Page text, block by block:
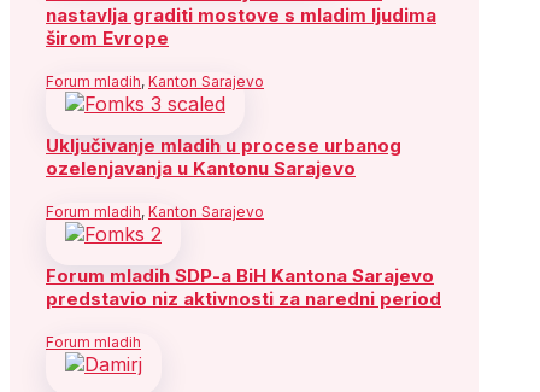
nastavlja graditi mostove s mladim ljudima
širom Evrope
Forum mladih, Kanton Sarajevo
Uključivanje mladih u procese urbanog
ozelenjavanja u Kantonu Sarajevo
Forum mladih, Kanton Sarajevo
Forum mladih SDP-a BiH Kantona Sarajevo
predstavio niz aktivnosti za naredni period
Forum mladih